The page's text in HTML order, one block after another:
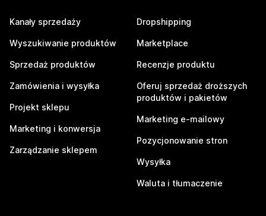
Kanały sprzedaży
Wyszukiwanie produktów
Sprzedaż produktów
Zamówienia i wysyłka
Projekt sklepu
Marketing i konwersja
Zarządzanie sklepem
Dropshipping
Marketplace
Recenzje produktu
Oferuj sprzedaż droższych
produktów i pakietów
Marketing e-mailowy
Pozycjonowanie stron
Wysyłka
Waluta i tłumaczenie